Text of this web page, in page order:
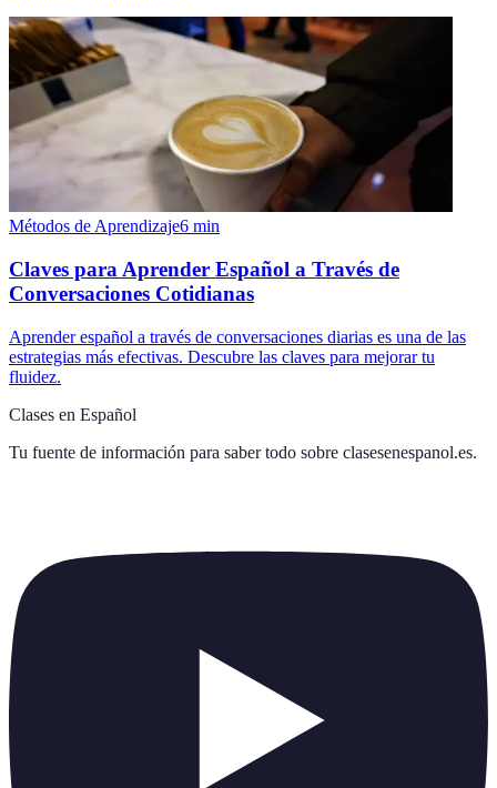
Métodos de Aprendizaje6 min
Claves para Aprender Español a Través de
Conversaciones Cotidianas
Aprender español a través de conversaciones diarias es una de las
estrategias más efectivas. Descubre las claves para mejorar tu
fluidez.
Clases en Español
Tu fuente de información para saber todo sobre clasesenespanol.es.